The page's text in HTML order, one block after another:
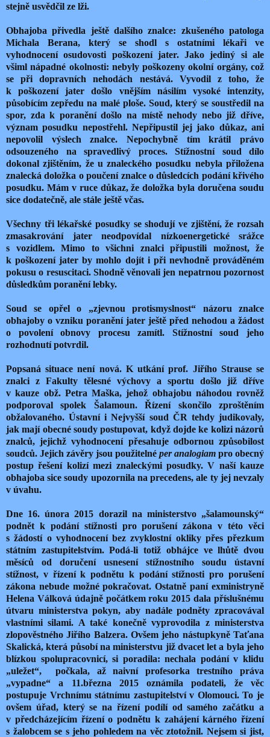
stejně usvědčil ze lži.
Obhajoba přivedla ještě dalšího znalce: zkušeného patologa
Michala Berana, který se shodl s ostatními lékaři ve
vyhodnocení osudovosti poškození jater. Jako jediný si ale
všiml nápadné okolnosti: nebyly poškozeny okolní orgány, což
se při dopravních nehodách nestává. Vyvodil z toho, že
k poškození jater došlo vnějším násilím vysoké intenzity,
působícím zepředu na malé ploše. Soud, který se soustředil na
spor, zda k poranění došlo na místě nehody nebo již dříve,
význam posudku nepostřehl. Nepřipustil jej jako důkaz, ani
nepovolil výslech znalce. Nepochybně tím krátil právo
odsouzeného na spravedlivý proces. Stížnostní soud dílo
dokonal zjištěním, že u znaleckého posudku nebyla přiložena
znalecká doložka o poučení znalce o důsledcích podání křivého
posudku. Mám v ruce důkaz, že doložka byla doručena soudu
sice dodatečně, ale stále ještě včas.
Všechny tři lékařské posudky se shodují ve zjištění, že rozsah
zmasakrování jater neodpovídal nízkoenergetické srážce
s vozidlem. Mimo to všichni znalci připustili možnost, že
k poškození jater by mohlo dojít i při nevhodně prováděném
pokusu o resuscitaci. Shodně věnovali jen nepatrnou pozornost
důsledkům poranění lebky.
Soud se opřel o „zjevnou protismyslnost“ názoru znalce
obhajoby o vzniku poranění jater ještě před nehodou a žádost
o povolení obnovy procesu zamítl. Stížnostní soud jeho
rozhodnutí potvrdil.
Popsaná situace není nová. K utkání prof. Jiřího Strause se
znalci z Fakulty tělesné výchovy a sportu došlo již dříve
v kauze obž. Petra Maška, jehož obhajobu náhodou rovněž
podporoval spolek Šalamoun. Řízení skončilo zproštěním
obžalovaného. Ústavní i Nejvyšší soud ČR tehdy judikovaly,
jak mají obecné soudy postupovat, když dojde ke kolizi názorů
znalců, jejichž vyhodnocení přesahuje odbornou způsobilost
soudců. Jejich závěry jsou použitelné per analogiam pro obecný
postup řešení kolizí mezi znaleckými posudky. V naší kauze
obhajoba sice soudy upozornila na precedens, ale ty jej nevzaly
v úvahu.
Dne 16. února 2015 dorazil na ministerstvo „šalamounský“
podnět k podání stížnosti pro porušení zákona v této věci
s žádostí o vyhodnocení bez zvyklostní okliky přes přezkum
státním zastupitelstvím. Podá-li totiž obhájce ve lhůtě dvou
měsíců od doručení usnesení stížnostního soudu ústavní
stížnost, v řízení k podnětu k podání stížnosti pro porušení
zákona nebude možné pokračovat. Ostatně paní exministryně
Helena Válková údajně počátkem roku 2015 dala příslušnému
útvaru ministerstva pokyn, aby nadále podněty zpracovával
vlastními silami. A také konečně vyprovodila z ministerstva
zlopověstného Jiřího Balzera. Ovšem jeho nástupkyně Taťana
Skalická, která působí na ministerstvu již dvacet let a byla jeho
blízkou spolupracovnicí, si poradila: nechala podání v klidu
„uležet“, počkala, až naivní profesorka trestního práva
„vypadne“ a 11.března 2015 oznámila podateli, že věc
postupuje Vrchnímu státnímu zastupitelství v Olomouci. To je
ovšem úřad, který se na řízení podílí od samého začátku a
v předcházejícím řízení o podnětu k zahájení kárného řízení
s žalobcem se s jeho pohledem na věc ztotožnil. Nejsem si jist,